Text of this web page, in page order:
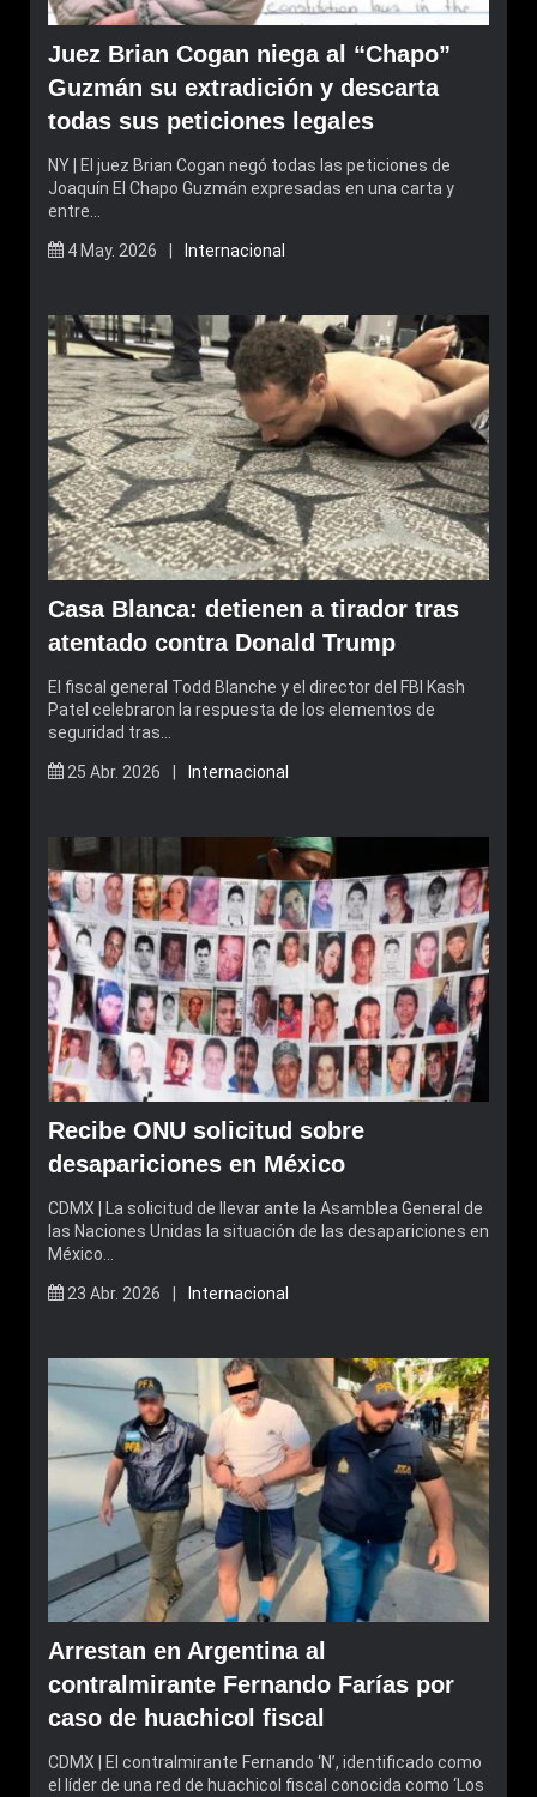
Juez Brian Cogan niega al “Chapo”
Guzmán su extradición y descarta
todas sus peticiones legales
NY | El juez Brian Cogan negó todas las peticiones de
Joaquín El Chapo Guzmán expresadas en una carta y
entre…
4 May. 2026 | Internacional
Casa Blanca: detienen a tirador tras
atentado contra Donald Trump
El fiscal general Todd Blanche y el director del FBI Kash
Patel celebraron la respuesta de los elementos de
seguridad tras…
25 Abr. 2026 | Internacional
Recibe ONU solicitud sobre
desapariciones en México
CDMX | La solicitud de llevar ante la Asamblea General de
las Naciones Unidas la situación de las desapariciones en
México…
23 Abr. 2026 | Internacional
Arrestan en Argentina al
contralmirante Fernando Farías por
caso de huachicol fiscal
CDMX | El contralmirante Fernando ‘N’, identificado como
el líder de una red de huachicol fiscal conocida como ‘Los